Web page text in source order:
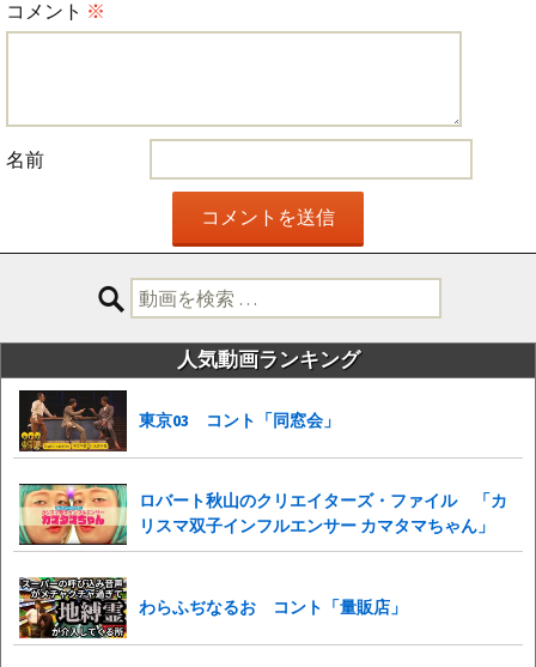
コメント ※
名前
検
索:
人気動画ランキング
東京03 コント「同窓会」
ロバート秋山のクリエイターズ・ファイル 「カ
リスマ双子インフルエンサー カマタマちゃん」
わらふぢなるお コント「量販店」